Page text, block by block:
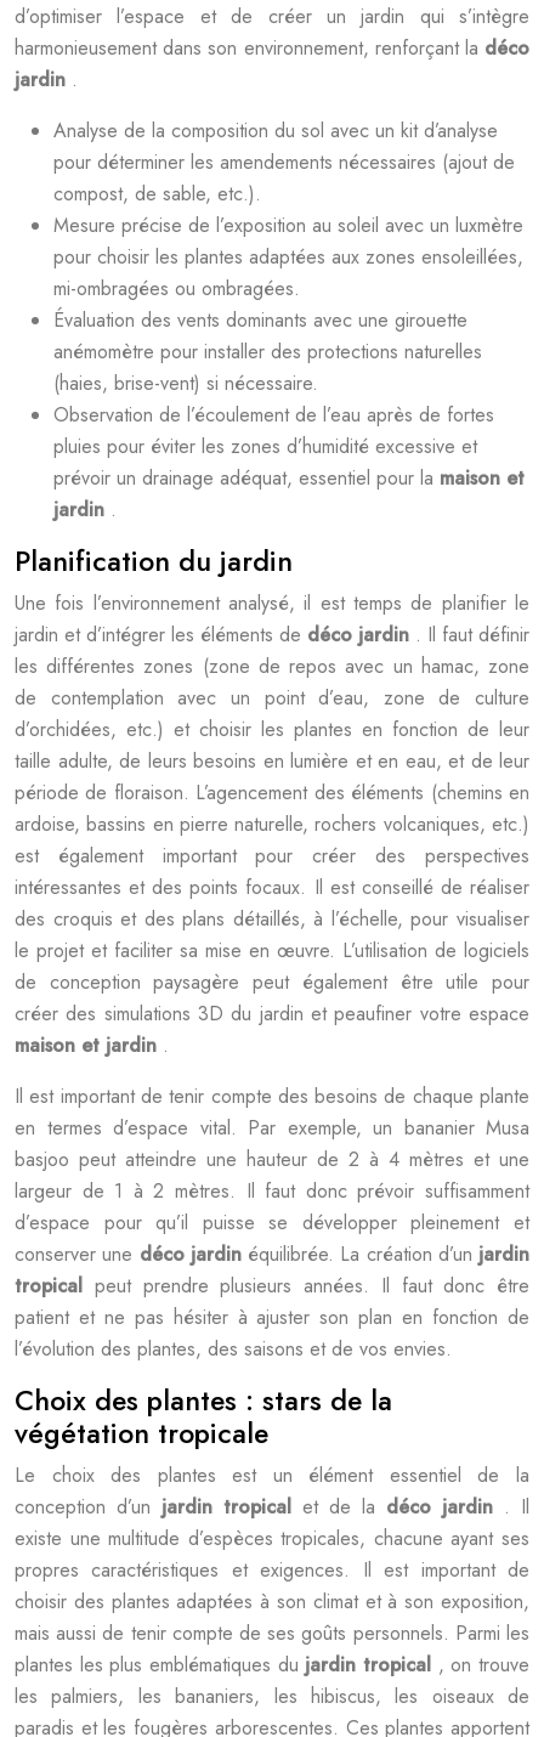
d’optimiser l’espace et de créer un jardin qui s’intègre
harmonieusement dans son environnement, renforçant la déco
jardin .
Analyse de la composition du sol avec un kit d’analyse
pour déterminer les amendements nécessaires (ajout de
compost, de sable, etc.).
Mesure précise de l’exposition au soleil avec un luxmètre
pour choisir les plantes adaptées aux zones ensoleillées,
mi-ombragées ou ombragées.
Évaluation des vents dominants avec une girouette
anémomètre pour installer des protections naturelles
(haies, brise-vent) si nécessaire.
Observation de l’écoulement de l’eau après de fortes
pluies pour éviter les zones d’humidité excessive et
prévoir un drainage adéquat, essentiel pour la maison et
jardin .
Planification du jardin
Une fois l’environnement analysé, il est temps de planifier le
jardin et d’intégrer les éléments de déco jardin . Il faut définir
les différentes zones (zone de repos avec un hamac, zone
de contemplation avec un point d’eau, zone de culture
d’orchidées, etc.) et choisir les plantes en fonction de leur
taille adulte, de leurs besoins en lumière et en eau, et de leur
période de floraison. L’agencement des éléments (chemins en
ardoise, bassins en pierre naturelle, rochers volcaniques, etc.)
est également important pour créer des perspectives
intéressantes et des points focaux. Il est conseillé de réaliser
des croquis et des plans détaillés, à l’échelle, pour visualiser
le projet et faciliter sa mise en œuvre. L’utilisation de logiciels
de conception paysagère peut également être utile pour
créer des simulations 3D du jardin et peaufiner votre espace
maison et jardin .
Il est important de tenir compte des besoins de chaque plante
en termes d’espace vital. Par exemple, un bananier Musa
basjoo peut atteindre une hauteur de 2 à 4 mètres et une
largeur de 1 à 2 mètres. Il faut donc prévoir suffisamment
d’espace pour qu’il puisse se développer pleinement et
conserver une déco jardin équilibrée. La création d’un jardin
tropical peut prendre plusieurs années. Il faut donc être
patient et ne pas hésiter à ajuster son plan en fonction de
l’évolution des plantes, des saisons et de vos envies.
Choix des plantes : stars de la
végétation tropicale
Le choix des plantes est un élément essentiel de la
conception d’un jardin tropical et de la déco jardin . Il
existe une multitude d’espèces tropicales, chacune ayant ses
propres caractéristiques et exigences. Il est important de
choisir des plantes adaptées à son climat et à son exposition,
mais aussi de tenir compte de ses goûts personnels. Parmi les
plantes les plus emblématiques du jardin tropical , on trouve
les palmiers, les bananiers, les hibiscus, les oiseaux de
paradis et les fougères arborescentes. Ces plantes apportent